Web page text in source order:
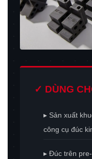
✓ DÙNG
▸ Sản xuất
công cụ đúc
▸ Đúc trên